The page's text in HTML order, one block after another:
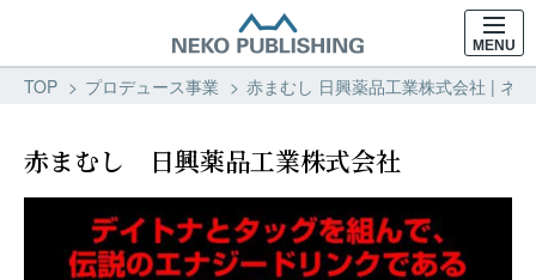
MENU
TOP プロデュース事業 赤まむし 日興薬品工業株式会社 | ネ
赤まむし 日興薬品工業株式会社